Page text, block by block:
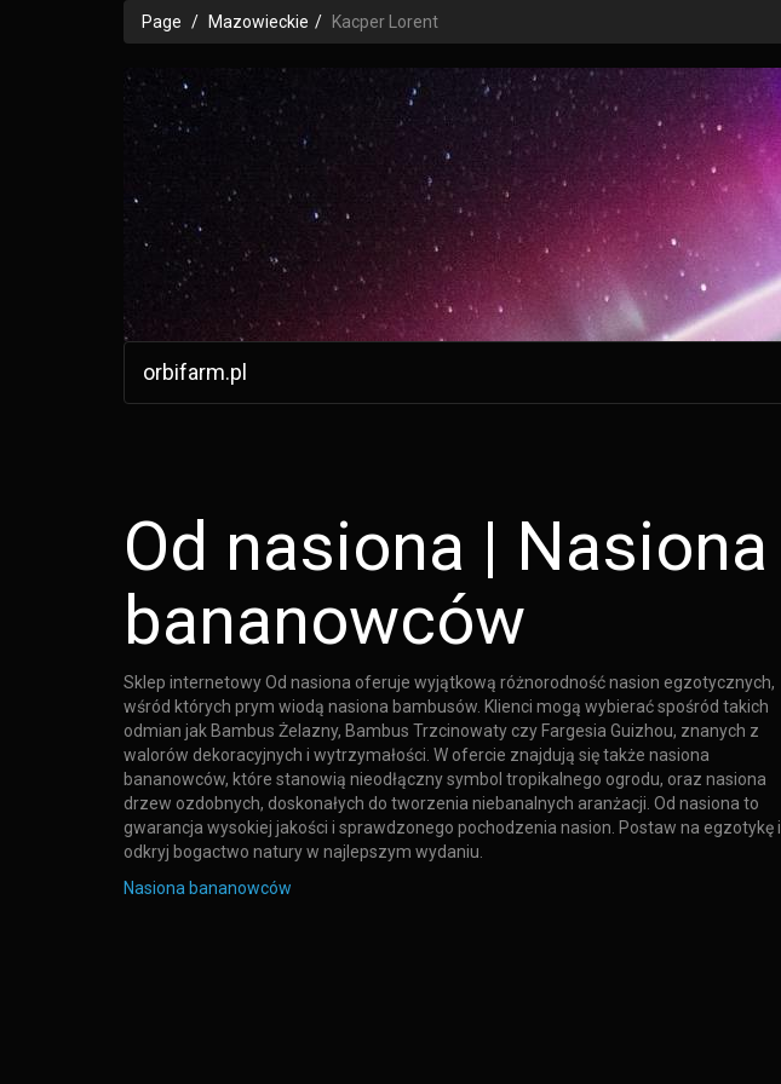
Page Mazowieckie Kacper Lorent
orbifarm.pl
Od nasiona | Nasiona
bananowców
Sklep internetowy Od nasiona oferuje wyjątkową różnorodność nasion egzotycznych,
wśród których prym wiodą nasiona bambusów. Klienci mogą wybierać spośród takich
odmian jak Bambus Żelazny, Bambus Trzcinowaty czy Fargesia Guizhou, znanych z
walorów dekoracyjnych i wytrzymałości. W ofercie znajdują się także nasiona
bananowców, które stanowią nieodłączny symbol tropikalnego ogrodu, oraz nasiona
drzew ozdobnych, doskonałych do tworzenia niebanalnych aranżacji. Od nasiona to
gwarancja wysokiej jakości i sprawdzonego pochodzenia nasion. Postaw na egzotykę i
odkryj bogactwo natury w najlepszym wydaniu.
Nasiona bananowców